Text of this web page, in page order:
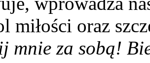
miłości oraz
mnie za sobą!